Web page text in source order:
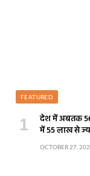
FEATURED
देश में अबतक 56
में 55 लाख से
OCTOBER 27,